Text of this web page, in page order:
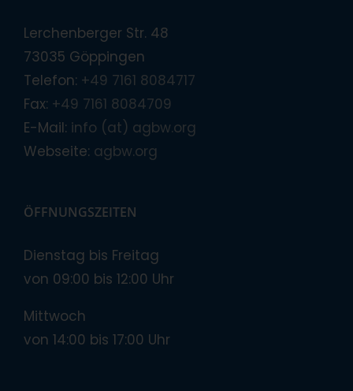
Lerchenberger Str. 48
73035 Göppingen
Telefon: +49 7161 8084717
Fax: +49 7161 8084709
E-Mail: info (at) agbw.org
Webseite: agbw.org
ÖFFNUNGSZEITEN
Dienstag bis Freitag
von 09:00 bis 12:00 Uhr
Mittwoch
von 14:00 bis 17:00 Uhr